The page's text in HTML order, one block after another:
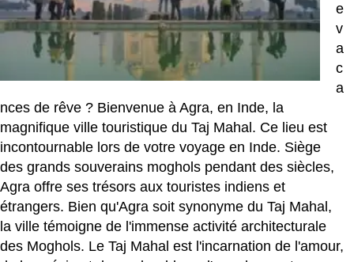
e
v
a
c
a
nces de rêve ? Bienvenue à Agra, en Inde, la
magnifique ville touristique du Taj Mahal. Ce lieu est
incontournable lors de votre voyage en Inde. Siège
des grands souverains moghols pendant des siècles,
Agra offre ses trésors aux touristes indiens et
étrangers. Bien qu'Agra soit synonyme du Taj Mahal,
la ville témoigne de l'immense activité architecturale
des Moghols. Le Taj Mahal est l'incarnation de l'amour,